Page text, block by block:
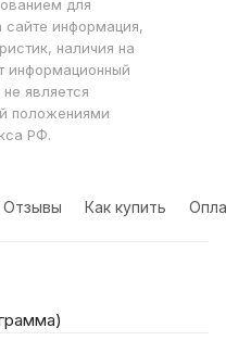
для
сайте информация,
наличия на
информационный
является
положениями
РФ.
Отзывы Как купить